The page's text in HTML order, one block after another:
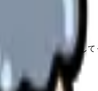
情報もあわせて確認して